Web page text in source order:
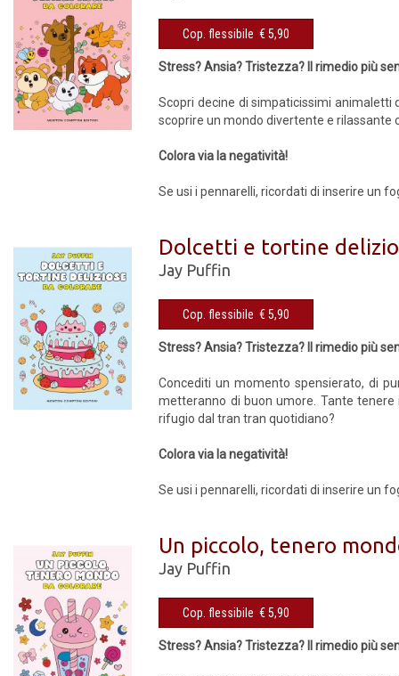
Cop. flessibile € 5,90
Stress? Ansia? Tristezza? Il rimedio più
Scopri decine di simpaticissimi
scoprire un mondo divertente e
Colora via la negatività!
Se usi i pennarelli, ricordati di inserire un
Dolcetti e tortine
Jay Puffin
Cop. flessibile € 5,90
Stress? Ansia? Tristezza? Il rimedio più
Concediti un momento spensierato, di
metteranno di buon umore. Tante
rifugio dal tran tran quotidiano?
Colora via la negatività!
Se usi i pennarelli, ricordati di inserire un
Un piccolo, tenero
Jay Puffin
Cop. flessibile € 5,90
Stress? Ansia? Tristezza? Il rimedio più